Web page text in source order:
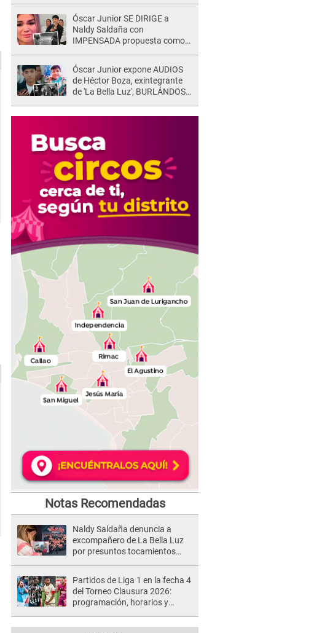
muy fuertes..."
Óscar Junior SE DIRIGE a
Naldy Saldaña con
IMPENSADA propuesta como
denuncia: "Otro tipo de ley..."
Óscar Junior expone AUDIOS
de Héctor Boza, exintegrante
de 'La Bella Luz', BURLÁNDOSE
Notas Recomendadas
Naldy Saldaña denuncia a
excompañero de La Bella Luz
por presuntos tocamientos
Partidos de Liga 1 en la fecha 4
del Torneo Clausura 2026:
programación, horarios y